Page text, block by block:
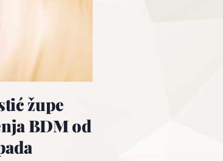
župe
BDM od